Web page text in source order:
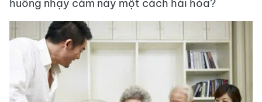
huống nhạy cảm này một cách hài hòa?